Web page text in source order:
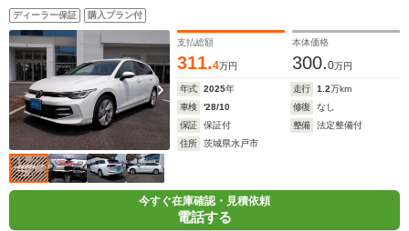
ディーラー保証 購入プラン付
支払総額
311.4万円
本体価格
300.0万円
年式 2025年 走行 1.2万km
車検
'28/10 修復
なし
保証
保証付 整備
法定整備付
住所
茨城県水戸市
今すぐ在庫確認・見積依頼
電話する